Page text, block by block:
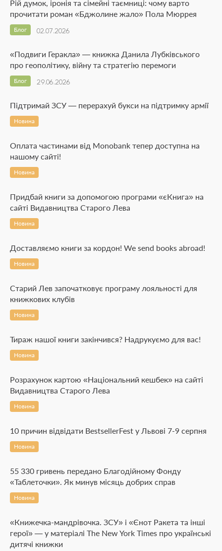
Рій думок, іронія та сімейні таємниці: чому варто
прочитати роман «Бджолине жало» Пола Мюррея
02.07.2026
Блог
«Подвиги Геракла» — книжка Данила Лубківського
про геополітику, війну та стратегію перемоги
29.06.2026
Блог
Підтримай ЗСУ — перерахуй букси на підтримку армії
Новина
Оплата частинами від Monobank тепер доступна на
нашому сайті!
Новина
Придбай книги за допомогою програми «єКнига» на
сайті Видавництва Старого Лева
Новина
Доставляємо книги за кордон! We send books abroad!
Новина
Старий Лев започатковує програму лояльності для
книжкових клубів
Новина
Тираж нашої книги закінчився? Надрукуємо для вас!
Новина
Розрахунок картою «Національний кешбек» на сайті
Видавництва Старого Лева
Новина
10 причин відвідати BestsellerFest у Львові 7-9 серпня
Новина
55 330 гривень передано Благодійному Фонду
«Таблеточки». Як минув місяць добрих справ
Новина
«Книжечка-мандрівочка. ЗСУ» і «Єнот Ракета та інші
герої» — у матеріалі The New York Times про українські
дитячі книжки